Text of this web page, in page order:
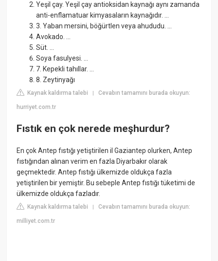
Yeşil çay. Yeşil çay antioksidan kaynağı aynı zamanda
anti-enflamatuar kimyasaların kaynağıdır. ...
3. Yaban mersini, böğürtlen veya ahududu. ...
Avokado. ...
Süt. ...
Soya fasulyesi. ...
7. Kepekli tahıllar. ...
8. Zeytinyağı
Kaynak kaldırma talebi |Cevabın tamamını burada okuyun:
hurriyet.com.tr
Fıstık en çok nerede meşhurdur?
En çok Antep fıstığı yetiştirilen il Gaziantep olurken, Antep
fıstığından alınan verim en fazla Diyarbakır olarak
geçmektedir. Antep fıstığı ülkemizde oldukça fazla
yetiştirilen bir yemiştir. Bu sebeple Antep fıstığı tüketimi de
ülkemizde oldukça fazladır.
Kaynak kaldırma talebi |Cevabın tamamını burada okuyun:
milliyet.com.tr